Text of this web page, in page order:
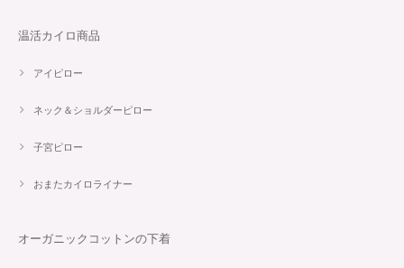
温活カイロ商品
アイピロー
ネック＆ショルダーピロー
子宮ピロー
おまたカイロライナー
オーガニックコットンの下着